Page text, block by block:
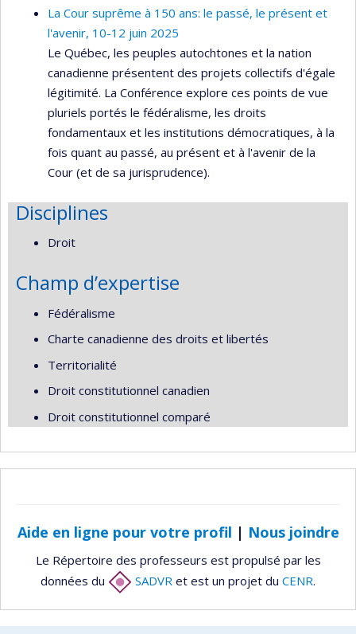
La Cour suprême à 150 ans: le passé, le présent et
l'avenir, 10-12 juin 2025
Le Québec, les peuples autochtones et la nation
canadienne présentent des projets collectifs d'égale
légitimité. La Conférence explore ces points de vue
pluriels portés le fédéralisme, les droits
fondamentaux et les institutions démocratiques, à la
fois quant au passé, au présent et à l'avenir de la
Cour (et de sa jurisprudence).
Disciplines
Droit
Champ d’expertise
Fédéralisme
Charte canadienne des droits et libertés
Territorialité
Droit constitutionnel canadien
Droit constitutionnel comparé
Aide en ligne pour votre profil | Nous joindre
Le Répertoire des professeurs est propulsé par les
données du
SADVR et est un projet du CENR.